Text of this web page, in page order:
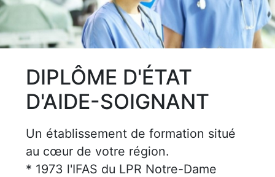
DIPLÔME D'ÉTAT
D'AIDE-SOIGNANT
Un établissement de formation situé
au cœur de votre région.
* 1973 l'IFAS du LPR Notre-Dame